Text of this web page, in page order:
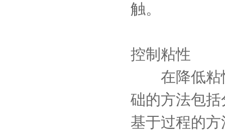
触。
控制粘性
在降低粘性
础的方法包
基于过程的